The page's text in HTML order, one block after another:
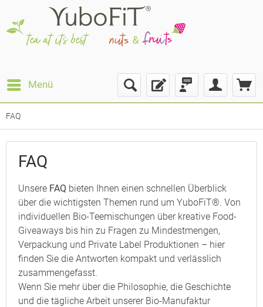
Menü
FAQ
FAQ
Unsere FAQ bieten Ihnen einen schnellen Überblick
über die wichtigsten Themen rund um YuboFiT®. Von
individuellen Bio-Teemischungen über kreative Food-
Giveaways bis hin zu Fragen zu Mindestmengen,
Verpackung und Private Label Produktionen – hier
finden Sie die Antworten kompakt und verlässlich
zusammengefasst.
Wenn Sie mehr über die Philosophie, die Geschichte
und die tägliche Arbeit unserer Bio-Manufaktur